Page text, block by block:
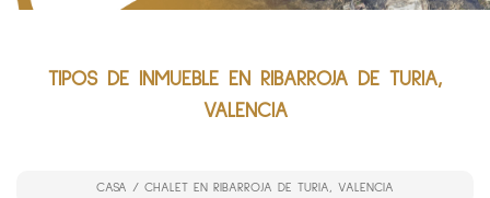
TIPOS DE INMUEBLE EN RIBARROJA DE TURIA,
VALENCIA
CASA / CHALET EN RIBARROJA DE TURIA, VALENCIA